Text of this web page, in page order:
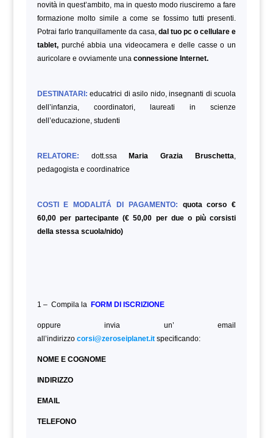
novità in quest’ambito, ma in questo modo riusciremo a fare
formazione molto simile a come se fossimo tutti presenti.
Potrai farlo tranquillamente da casa, dal tuo pc o cellulare e
tablet,purché abbia una videocamera e delle casse o un
auricolare e ovviamente una connessione Internet.
DESTINATARI: educatrici di asilo nido, insegnanti di scuola
dell’infanzia, coordinatori, laureati in scienze
dell’educazione, studenti
RELATORE: dott.ssa Maria Grazia Bruschetta,
pedagogista e coordinatrice
COSTI E MODALITÁ DI PAGAMENTO:
quota corso €
60,00 per partecipante (€ 50,00 per due o più corsisti
della stessa scuola/nido)
1 – Compila la FORM DI ISCRIZIONE
oppure invia un’ email
all’indirizzo corsi@zeroseiplanet.itspecificando:
NOME E COGNOME
INDIRIZZO
EMAIL
TELEFONO